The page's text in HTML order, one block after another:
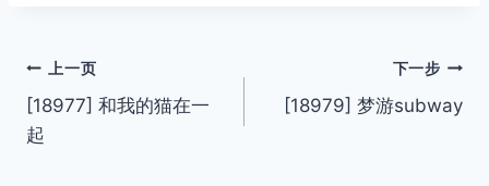
文
章
上一页
[18977] 和我的猫在一
起
下一步
[18979] 梦游subway